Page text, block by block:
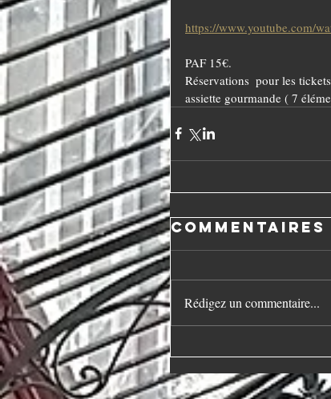
https://www.youtube.com/
PAF 15€.
Réservations  pour les
assiette gourmande ( 7
Commentaires
Rédigez un commentaire...